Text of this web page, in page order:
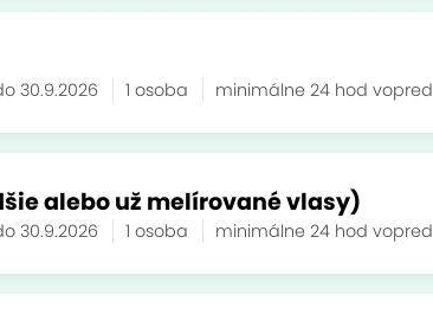
30.9.2026 1 osoba minimálne 24 hod vopred
alebo už melírované vlasy)
30.9.2026 1 osoba minimálne 24 hod vopred